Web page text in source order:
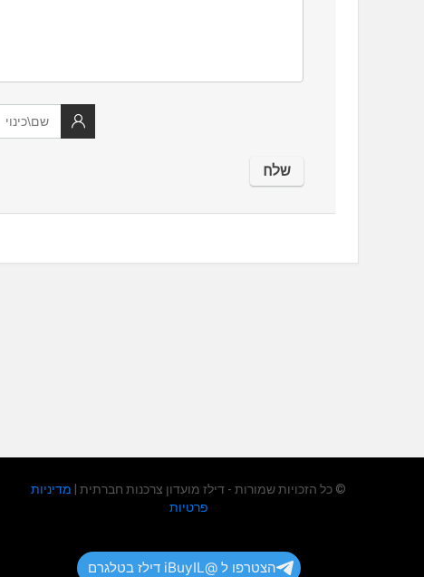
© כל הזכויות שמורות - דילז מועדון צרכנות חברתית | מדיניות
פרטיות
הצטרפו ל @iBuyIL דילז בטלגרם